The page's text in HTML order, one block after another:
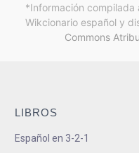
*Información
Wikcionario español y
Commons
LIBROS
Español en 3-2-1